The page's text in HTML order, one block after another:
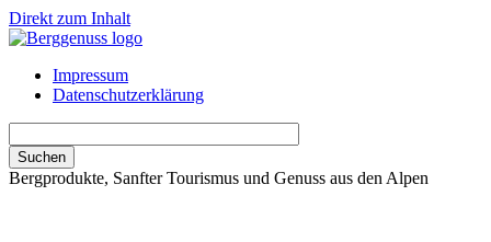
Direkt zum Inhalt
Impressum
Datenschutzerklärung
Bergprodukte, Sanfter Tourismus und Genuss aus den Alpen